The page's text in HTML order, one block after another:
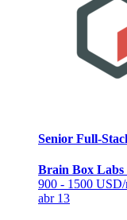
Senior Full-
Brain Box Labs
900 - 1500 USD/
abr 13